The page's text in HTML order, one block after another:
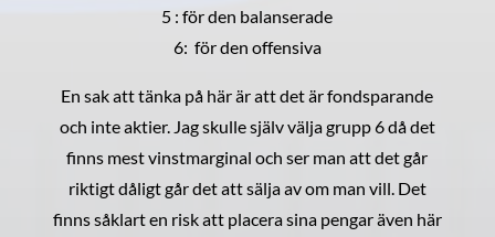
5 : för den balanserade
6: för den offensiva
En sak att tänka på här är att det är fondsparande
och inte aktier. Jag skulle själv välja grupp 6 då det
finns mest vinstmarginal och ser man att det går
riktigt dåligt går det att sälja av om man vill. Det
finns såklart en risk att placera sina pengar även här